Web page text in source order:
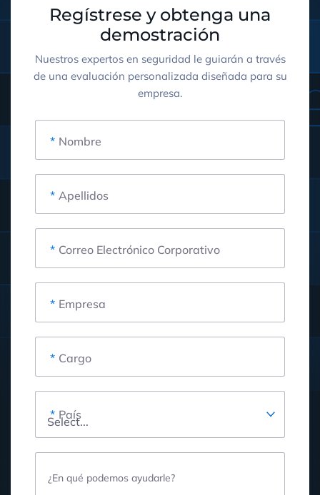
Regístrese y obtenga una
demostración
Nuestros expertos en seguridad le guiarán a través
de una evaluación personalizada diseñada para su
empresa.
* Nombre
* Apellidos
* Correo Electrónico Corporativo
* Empresa
* Cargo
* País
¿En qué podemos ayudarle?